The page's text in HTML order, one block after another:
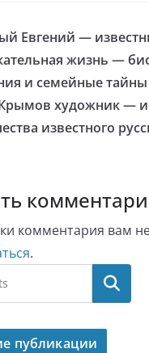
Евгений —
жизнь —
и семейные тайны
художник —
известного
комментария вам
.
Поиск
публикации